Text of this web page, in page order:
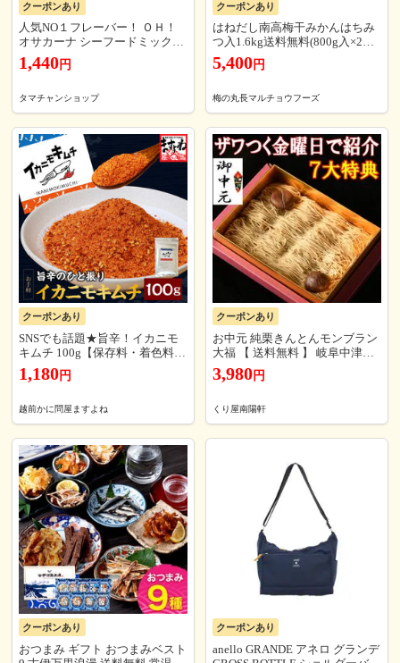
クーポンあり
人気NO１フレーバー！ ＯＨ！
オサカーナ シーフードミックス
3袋セット（シーフード 各80g×3
袋） 小魚 アーモンド 栄養 カル
無料】【2セット迄メール便/3セ
ット~宅配便】
1,440円
タマチャンショップ
クーポンあり
はねだし南高梅干みかんはちみ
つ入1.6kg送料無料(800g入×2個)
（※北海道・沖縄県は別途送料6
60円）国産紀州南高梅干し,塩分
用,訳あり品,甘酸っぱい梅干し,
家庭用におすすめ！〔和歌山の
梅干し専門店〕
5,400円
梅の丸長マルチョウフーズ
クーポンあり
SNSでも話題★旨辛！イカニモ
キムチ 100g【保存料・着色料不
使用】 キムチ スパイス お手軽
お取り寄せ 食品 ますよね 送料
1,180円
越前かに問屋ますよね
クーポンあり
お中元 純栗きんとんモンブラン
大福 【 送料無料 】 岐阜中津川
の栗100％ 栗きんとん だけを絞
った 栗きんとん モンブラン大福
寄せ montblanc ） ※北海道・沖
縄県にお届けの場合、別途送料
(500円)を頂きます。
3,980円
くり屋南陽軒
クーポンあり
おつまみ ギフト おつまみベスト
クーポンあり
anello GRANDE アネロ グランデ